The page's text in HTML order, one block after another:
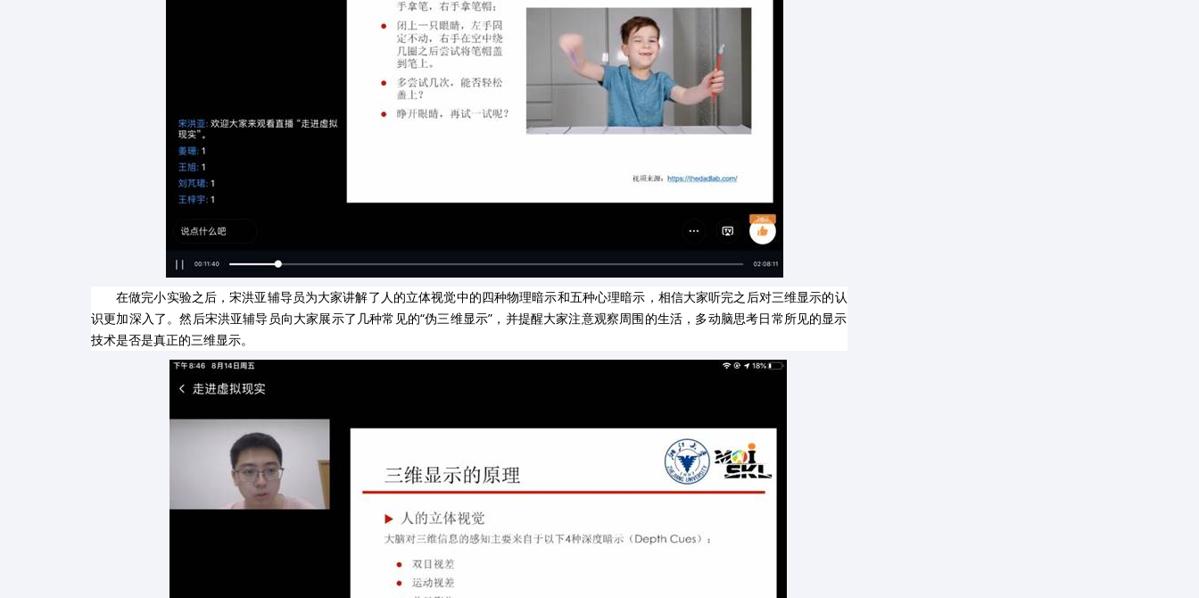
在做完小实验之后，宋洪亚辅导员为大家讲解了人的立体视觉中的四种物理暗示和五种心理暗示，相信大家听完之后对三维显示的认
识更加深入了。然后宋洪亚辅导员向大家展示了几种常见的“伪三维显示”，并提醒大家注意观察周围的生活，多动脑思考日常所见的显示
技术是否是真正的三维显示。